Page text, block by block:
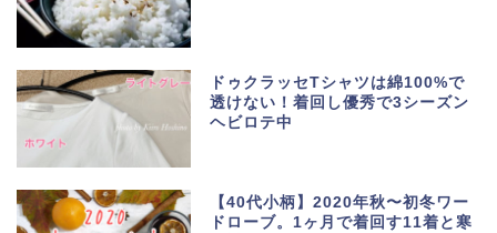
ドゥクラッセTシャツは綿100%で
透けない！着回し優秀で3シーズン
ヘビロテ中
【40代小柄】2020年秋〜初冬ワー
ドローブ。1ヶ月で着回す11着と寒